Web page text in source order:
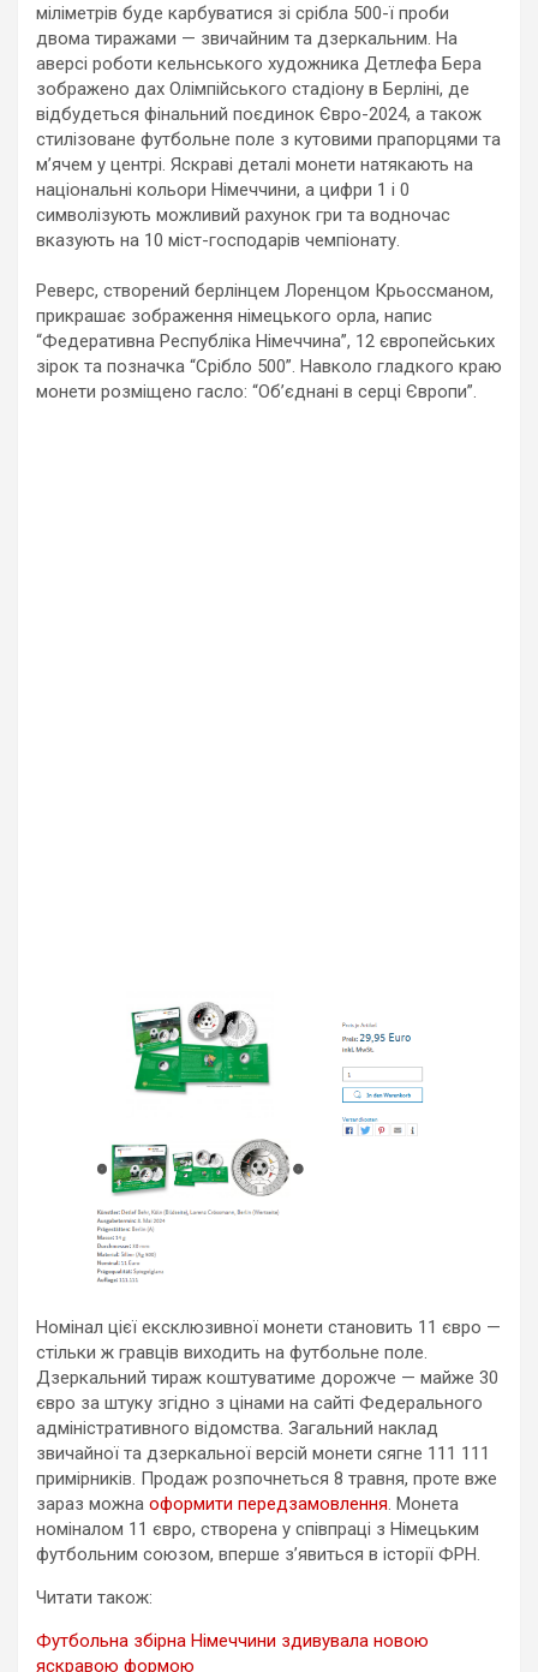
міліметрів буде карбуватися зі срібла 500-ї проби
двома тиражами — звичайним та дзеркальним. На
аверсі роботи кельнського художника Детлефа Бера
зображено дах Олімпійського стадіону в Берліні, де
відбудеться фінальний поєдинок Євро-2024, а також
стилізоване футбольне поле з кутовими прапорцями та
м’ячем у центрі. Яскраві деталі монети натякають на
національні кольори Німеччини, а цифри 1 і 0
символізують можливий рахунок гри та водночас
вказують на 10 міст-господарів чемпіонату.
Реверс, створений берлінцем Лоренцом Крьоссманом,
прикрашає зображення німецького орла, напис
“Федеративна Республіка Німеччина”, 12 європейських
зірок та позначка “Срібло 500”. Навколо гладкого краю
монети розміщено гасло: “Об’єднані в серці Європи”.
Номінал цієї ексклюзивної монети становить 11 євро —
стільки ж гравців виходить на футбольне поле.
Дзеркальний тираж коштуватиме дорожче — майже 30
євро за штуку згідно з цінами на сайті Федерального
адміністративного відомства. Загальний наклад
звичайної та дзеркальної версій монети сягне 111 111
примірників. Продаж розпочнеться 8 травня, проте вже
зараз можна оформити передзамовлення. Монета
номіналом 11 євро, створена у співпраці з Німецьким
футбольним союзом, вперше з’явиться в історії ФРН.
Читати також:
Футбольна збірна Німеччини здивувала новою
яскравою формою